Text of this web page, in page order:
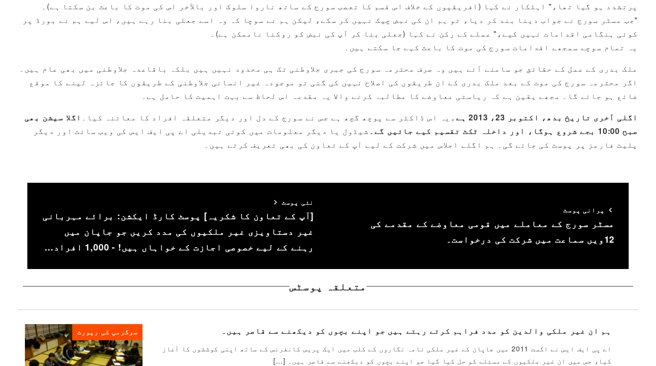
پرتشدد ہو گیا تھا،" اہلکار نے کہا (افریقیوں کے خلاف اس قسم کا تعصب سورج کے ساتھ ناروا سلوک اور بالآخر اس کی موت کا باعث بن سکتا ہے)۔
"جب مسٹر سورج نے جواب دینا بند کر دیا، تو ہم ان کی نبض چیک نہیں کر سکے، لیکن ہم نے سوچا کہ وہ اسے جعلی بنا رہے ہیں، اس لیے ہم نے بورڈ پر
کوئی ہنگامی اقدامات نہیں کیے،" عملے کے رکن نے کہا (جعلی بنا کر آپ کی نبض کو روکنا ناممکن ہے)۔
یہ تمام سوچے سمجھے اقدامات سورج کی موت کا باعث کہے جا سکتے ہیں۔
ملک بدری کے عمل کے حقائق جو سامنے آئے ہیں وہ صرف محترمہ سورج کی جبری جلاوطنی تک ہی محدود نہیں ہیں بلکہ باقاعدہ جلاوطنی میں بھی عام ہیں۔
اگر محترمہ سورج کی موت کے بعد ملک بدری کے ان طریقوں کی اصلاح نہیں کی گئی تو موجودہ غیر انسانی جلاوطنی کے طریقوں کا جائزہ لینے کا موقع
ضائع ہو جائے گا۔ مجھے یقین ہے کہ ریاستی معاوضے کا مطالبہ کرنے والا یہ مقدمہ اس لحاظ سے بہت اہمیت کا حامل ہے۔
اگلی آخری تاریخ بدھ، اکتوبر 23، 2013 ہے۔
یہ اس ڈاکٹر سے پوچھ گچھ ہے جس نے سورج کے دل اور دیگر متعلقہ افراد کا معائنہ کیا۔ اگلا سیشن بھی
صبح 10:00 بجے شروع ہوگا، اور داخلہ ٹکٹ تقسیم کیے جائیں گے۔
شیڈول یا دیگر معلومات میں کوئی تبدیلی اے پی ایف ایس کی ویب سائٹ اور دیگر
پلیٹ فارمز پر پوسٹ کی جائے گی۔ ہم اگلے اجلاس میں شرکت کے لیے آپ کے تعاون کی بھی تعریف کرتے ہیں۔
پرانی پوسٹ
مسٹر سورج کے معاملے میں قومی معاوضے کے مقدمے کی
12ویں سماعت میں شرکت کی درخواست۔
نئی پوسٹ
[آپ کے تعاون کا شکریہ] پوسٹ کارڈ ایکشن: برائے مہربانی
غیر دستاویزی غیر ملکیوں کی مدد کریں جو جاپان میں
رہنے کے لیے خصوصی اجازت کے خواہاں ہیں! - 1,000 افراد…
متعلقہ پوسٹس
سرگرمی کی رپورٹ ہم ان غیر ملکی والدین کو مدد فراہم کرتے رہتے ہیں جو اپنے بچوں کو دیکھنے سے قاصر ہیں۔
اے پی ایف ایس نے اگست 2011 میں جاپان کے غیر ملکی نامہ نگاروں کے کلب میں ایک پریس کانفرنس کے ساتھ اپنی کوششوں کا آغاز
کیا، جس میں ان غیر ملکیوں کے مسئلے کو حل کیا گیا جو اپنے بچوں کو دیکھنے سے قاصر ہیں۔ […]